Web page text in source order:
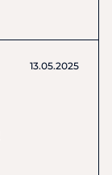
13.05.2025